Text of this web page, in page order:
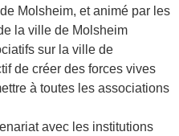
Molsheim, et animé par les
la ville de Molsheim
sur la ville de
de créer des forces vives
à toutes les associations
avec les institutions